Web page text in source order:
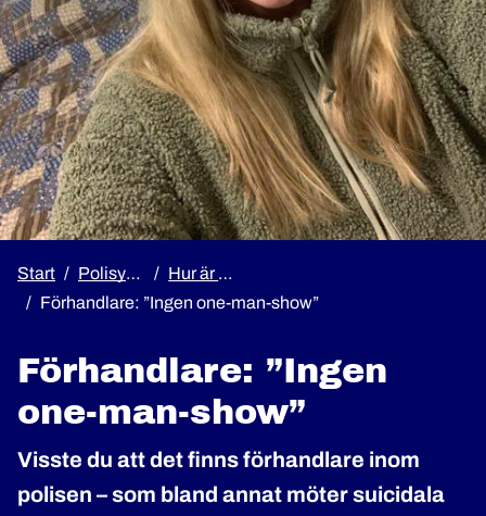
Start Polisyrket
Hur är det att jobba som polis?
Förhandlare: ”Ingen one-man-show”
Förhandlare: ”Ingen
one-man-show”
Visste du att det finns förhandlare inom
polisen – som bland annat möter suicidala